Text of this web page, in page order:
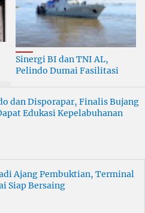
Sinergi BI dan TNI AL,
Pelindo Dumai Fasilitasi
dan Disporapar, Finalis Bujang
Edukasi Kepelabuhanan
Ajang Pembuktian, Terminal
Siap Bersaing